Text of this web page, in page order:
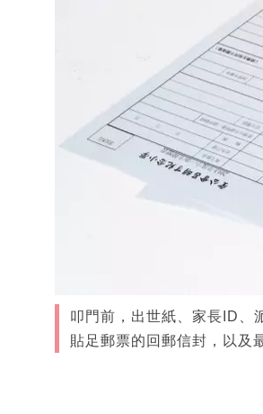
叩門前，出世紙、家長ID、
貼足郵票的回郵信封，以及